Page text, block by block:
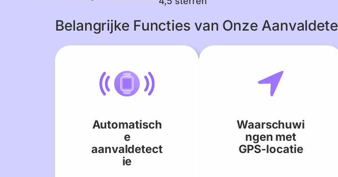
Belangrijke Functies van Onze
Automatisch
e
aanvaldetect
ie
Waarschuwi
ngen met
GPS-locatie